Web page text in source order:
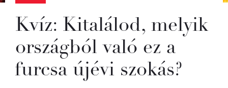
Kvíz: Kitalálod, melyik
országból való ez a
furcsa újévi szokás?